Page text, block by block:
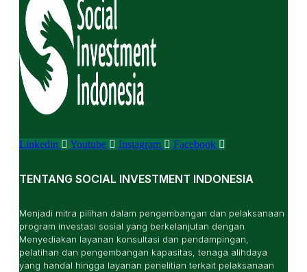
Linkedin Youtube Instagram Facebook
TENTANG SOCIAL INVESTMENT INDONESIA
Menjadi mitra pilihan dalam pengembangan dan pelaksanaan
program investasi sosial yang berkelanjutan dengan
Menyediakan layanan konsultasi dan pendampingan,
pelatihan dan pengembangan kapasitas, tenaga alihdaya
yang handal hingga layanan penelitian terkait pelaksanaan